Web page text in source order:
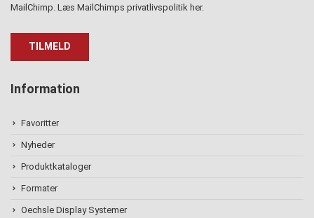
MailChimp. Læs MailChimps privatlivspolitik her.
Information
Favoritter
Nyheder
Produktkataloger
Formater
Oechsle Display Systemer